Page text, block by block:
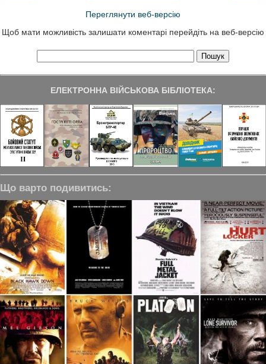
Переглянути веб-версію
Щоб мати можливість залишати коментарі перейдіть на веб-версію
ЕЛЕКТРОННА ВІЙСЬКОВА БІБЛІОТЕКА:
Що варто подивитись: